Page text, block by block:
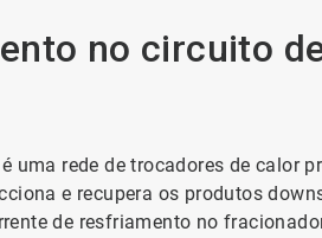
no circuito
uma rede de trocadores de calor
e recupera os produtos
de resfriamento no